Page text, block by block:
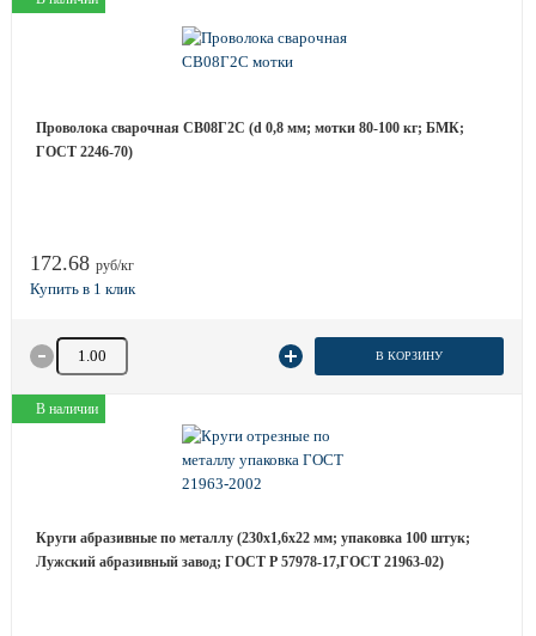
Проволока сварочная СВ08Г2С (d 0,8 мм; мотки 80-100 кг; БМК;
ГОСТ 2246-70)
172.68 руб/кг
Количество товара В КОРЗИНУ
В наличии
Круги абразивные по металлу (230х1,6х22 мм; упаковка 100 штук;
Лужский абразивный завод; ГОСТ Р 57978-17,ГОСТ 21963-02)